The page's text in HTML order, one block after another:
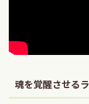
魂を覚醒させる